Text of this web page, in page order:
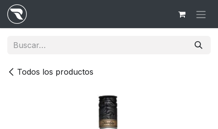
Ir al contenido
Todos los productos